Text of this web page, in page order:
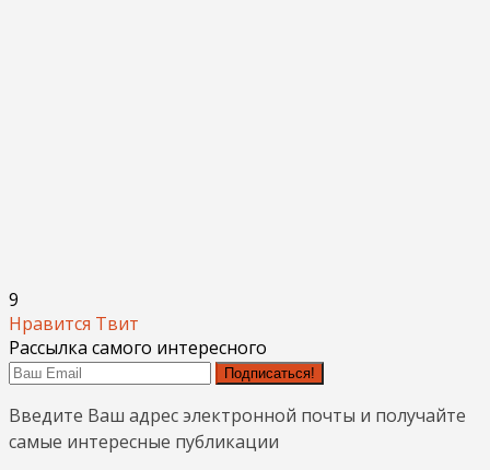
9
Нравится Твит
Рассылка самого интересного
Подписаться!
Введите Ваш адрес электронной почты и получайте
самые интересные публикации